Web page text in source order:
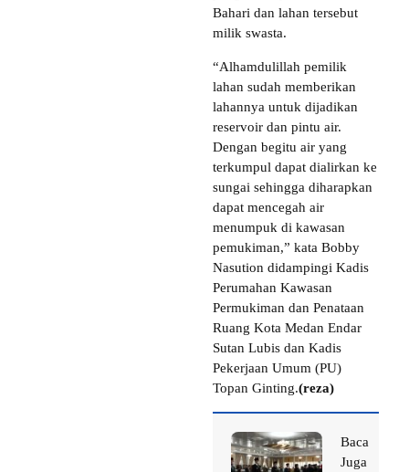
Bahari dan lahan tersebut
milik swasta.
“Alhamdulillah pemilik
lahan sudah memberikan
lahannya untuk dijadikan
reservoir dan pintu air.
Dengan begitu air yang
terkumpul dapat dialirkan ke
sungai sehingga diharapkan
dapat mencegah air
menumpuk di kawasan
pemukiman,” kata Bobby
Nasution didampingi Kadis
Perumahan Kawasan
Permukiman dan Penataan
Ruang Kota Medan Endar
Sutan Lubis dan Kadis
Pekerjaan Umum (PU)
Topan Ginting.(reza)
Baca
Juga